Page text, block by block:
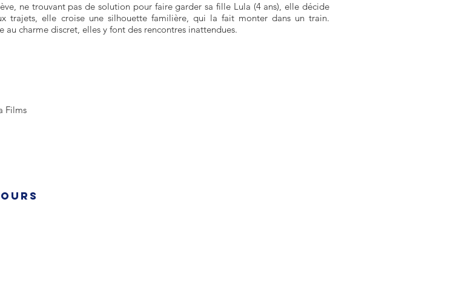
ne trouvant pas de solution pour faire garder sa fille Lula (4 ans), elle décide
trajets, elle croise une silhouette familière, qui la fait monter dans un train.
charme discret, elles y font des rencontres inattendues.
Films